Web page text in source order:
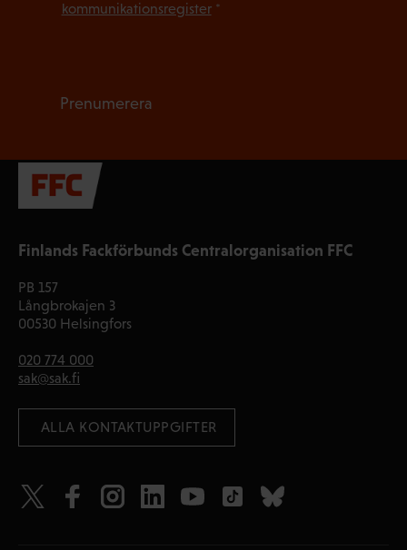
Finlands Fackförbunds Centralorganisation FFC
PB 157
Långbrokajen 3
00530 Helsingfors
020 774 000
sak@sak.fi
ALLA KONTAKTUPPGIFTER
kommunikationsregister*
Prenumerera